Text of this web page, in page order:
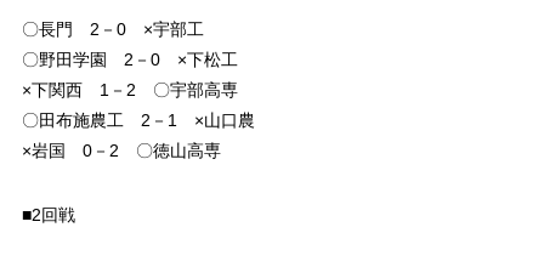
〇長門 2－0 ×宇部工
〇野田学園 2－0 ×下松工
×下関西 1－2 〇宇部高専
〇田布施農工 2－1 ×山口農
×岩国 0－2 〇徳山高専
■2回戦